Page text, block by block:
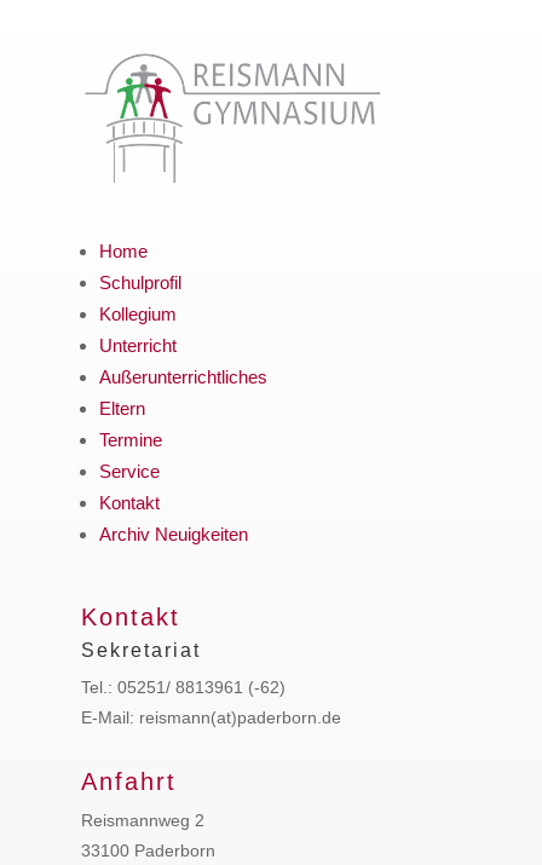
Home
Schulprofil
Kollegium
Unterricht
Außerunterrichtliches
Eltern
Termine
Service
Kontakt
Archiv Neuigkeiten
Kontakt
Sekretariat
Tel.: 05251/ 8813961 (-62)
E-Mail: reismann(at)paderborn.de
Anfahrt
Reismannweg 2
33100 Paderborn